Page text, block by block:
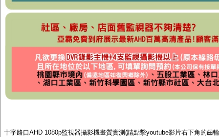
十字路口AHD 1080p監視器攝影機畫質實測(請點擊youtube影片右下角的齒